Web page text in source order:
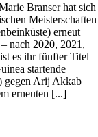
Branser hat sich
Meisterschaften
erneut
nach 2020, 2021,
es ihr fünfter Titel
startende
gegen Arij Akkab
erneuten [...]